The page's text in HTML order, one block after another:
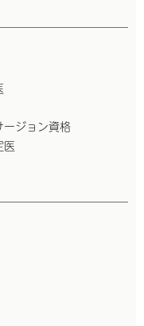
ジョン資格
医